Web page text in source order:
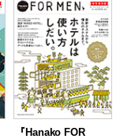
『Hanako FOR